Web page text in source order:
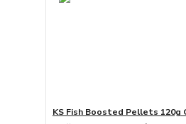
KS Fish Boosted Pellets 120g